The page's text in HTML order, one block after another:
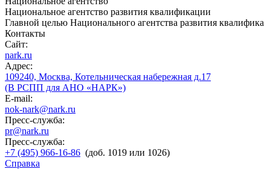
Национальное агентство развития квалификации
Главной целью Национального агентства развития
Контакты
Сайт:
nark.ru
Адрес:
109240, Москва, Котельническая набережная д.17
(В РСПП для АНО «НАРК»)
E-mail:
nok-nark@nark.ru
Пресс-служба:
pr@nark.ru
Пресс-служба:
+7 (495) 966-16-86 (доб. 1019 или 1026)
Справка